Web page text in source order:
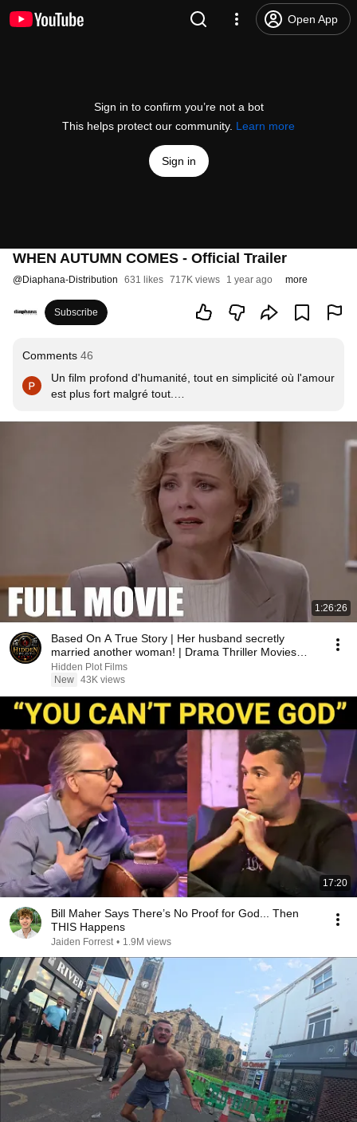
Open App
Sign in to confirm you’re not a bot
This helps protect our community. Learn more
Sign in
WHEN AUTUMN COMES - Official Trailer
@Diaphana-Distribution 631 likes 717K views 1 year ago more
Subscribe
Comments 46
Un film profond d'humanité, tout en simplicité où l'amour
est plus fort malgré tout.
Un scénario solide, une excellente distribution, un jeu
d'acteurs formidable, des lieux splendides.
Pas pour ceux qui préfèrent les films d'actions où ça tire
Un film comme on sait très bien  les faire en France.
1:26:26
Based On A True Story | Her husband secretly
married another woman! | Drama Thriller Movies
2026
Hidden Plot Films
New 43K views
17:20
Bill Maher Says There’s No Proof for God... Then
THIS Happens
Jaiden Forrest • 1.9M views